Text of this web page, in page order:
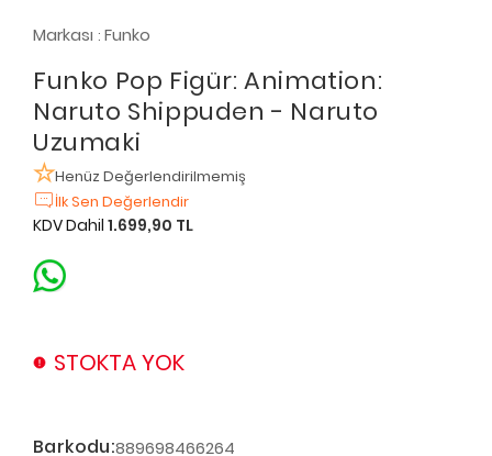
Markası : Funko
Funko Pop Figür: Animation:
Naruto Shippuden - Naruto
Uzumaki
Henüz Değerlendirilmemiş
İlk Sen Değerlendir
KDV Dahil 1.699,90 TL
STOKTA YOK
Barkodu:889698466264